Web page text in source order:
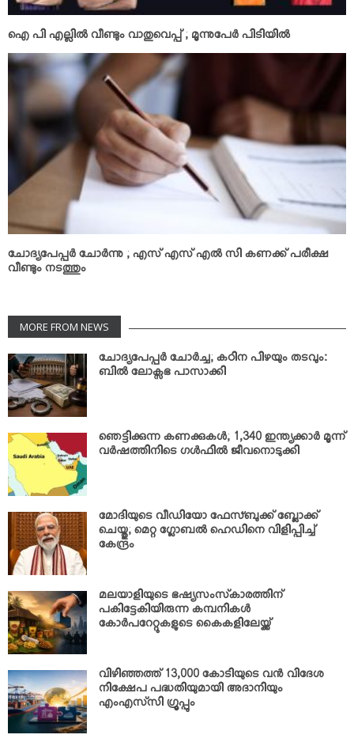
ഐ പി എല്ലില്‍ വീണ്ടും വാതുവെപ്പ് ; മൂന്നുപേര്‍ പിടിയില്‍
ചോദ്യപേപ്പര്‍ ചോര്‍ന്നു ; എസ് എസ് എല്‍ സി കണക്ക് പരീക്ഷ
വീണ്ടും നടത്തും
MORE FROM NEWS
ചോദ്യപേപ്പര്‍ ചോര്‍ച്ച; കഠിന പിഴയും തടവും:
ബില്‍ ലോക്സഭ പാസാക്കി
ഞെട്ടിക്കുന്ന കണക്കുകള്‍; 1,340 ഇന്ത്യക്കാര്‍ മൂന്ന്
വര്‍ഷത്തിനിടെ ഗള്‍ഫില്‍ ജീവനൊടുക്കി
മോദിയുടെ വീഡിയോ ഫേസ്ബുക്ക് ബ്ലോക്ക്
ചെയ്തു; മെറ്റ ഗ്ലോബല്‍ ഹെഡിനെ വിളിപ്പിച്ച്
കേന്ദ്രം
മലയാളിയുടെ ഭഷ്യസംസ്‌കാരത്തിന്
പകിട്ടേകിയിരുന്ന കമ്പനികള്‍
കോര്‍പറേറ്റുകളുടെ കൈകളിലേയ്ക്ക്
വിഴിഞ്ഞത്ത് 13,000 കോടിയുടെ വന്‍ വിദേശ
നിക്ഷേപ പദ്ധതിയുമായി അദാനിയും
എംഎസ്‌സി ഗ്രൂപ്പും